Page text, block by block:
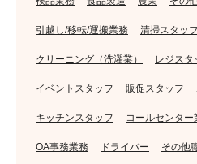
引越し/移転/運搬業務 清掃スタッフ
クリーニング（洗濯業） レジスタ
イベントスタッフ 販促スタッフ
キッチンスタッフ コールセンター
OA事務業務 ドライバー その他